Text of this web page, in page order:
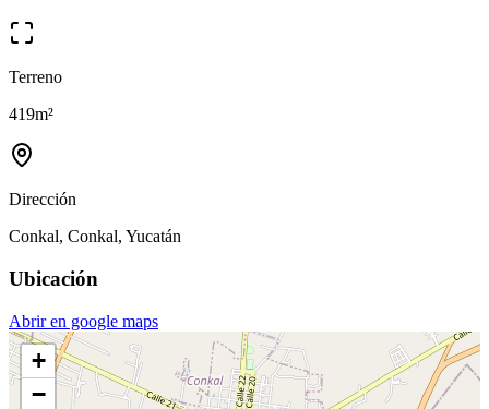
Terreno
419m²
Dirección
Conkal, Conkal, Yucatán
Ubicación
Abrir en google maps
+
−